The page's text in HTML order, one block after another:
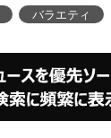
バラエティ